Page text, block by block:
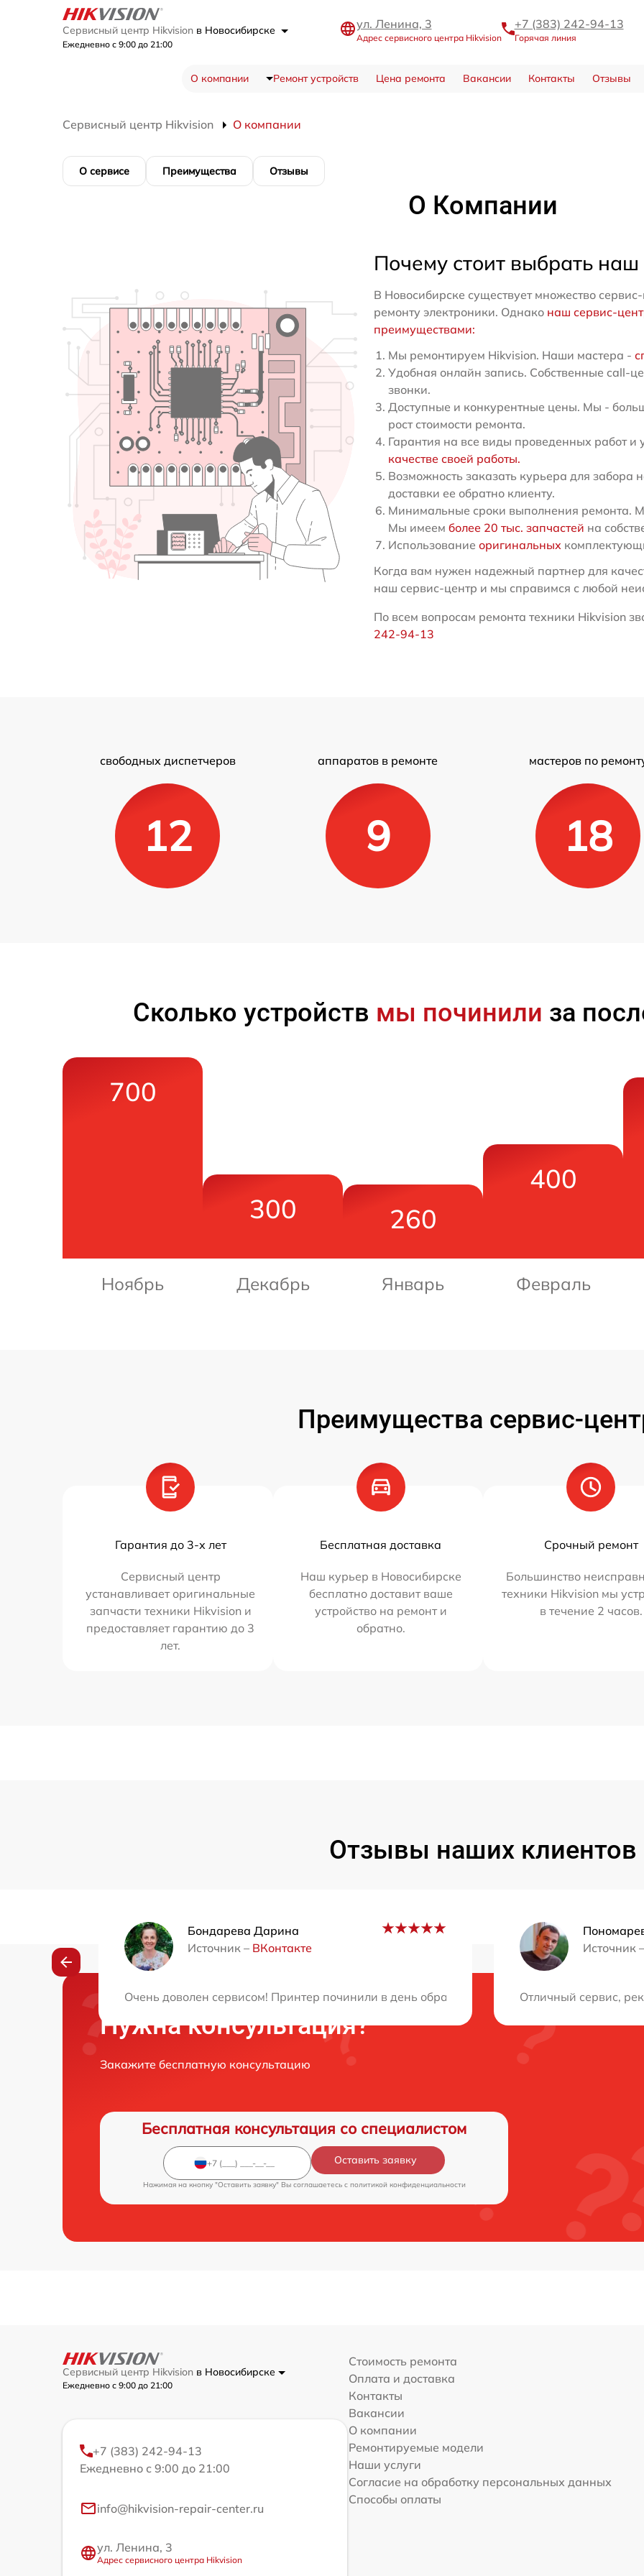
Сервисный центр Hikvision в Новосибирске
Ежедневно с 9:00 до 21:00
ул. Ленина, 3
Адрес сервисного центра Hikvision
+7 (383) 242-94-13
Горячая линия
О компании Ремонт устройств Цена ремонта Вакансии Контакты Отзывы
Сервисный центр Hikvision О компании
О сервисе Преимущества Отзывы
О Компании
Почему стоит выбрать наш
В Новосибирске существует множество
ремонту электроники. Однако наш сервис-
преимуществами:
Мы ремонтируем Hikvision. Наши мастера -
Удобная онлайн запись. Собственные call-
звонки.
Доступные и конкурентные цены. Мы -
рост стоимости ремонта.
Гарантия на все виды проведенных работ и
качестве своей работы.
Возможность заказать курьера для забора
доставки ее обратно клиенту.
Минимальные сроки выполнения ремонта.
Мы имеем более 20 тыс. запчастей на
Использование оригинальных
Когда вам нужен надежный партнер для
наш сервис-центр и мы справимся с любой
По всем вопросам ремонта техники Hikvision
242-94-13
свободных диспетчеров
12
аппаратов в ремонте
9
мастеров по
18
Сколько устройств мы починили за
700
Ноябрь
300
Декабрь
260
Январь
400
Февраль
Преимущества сервис-
Гарантия до 3-х лет
Сервисный центр
устанавливает оригинальные
запчасти техники Hikvision и
предоставляет гарантию до 3
лет.
Бесплатная доставка
Наш курьер в Новосибирске
бесплатно доставит ваше
устройство на ремонт и
обратно.
Срочный ремонт
Большинство
техники Hikvision мы
в течение 2 часов.
Отзывы наших клиентов
Бондарева Дарина
Источник – ВКонтакте
Очень доволен сервисом! Принтер починили в день обращения. До этого сталкивался с
Источник –
Отличный сервис,
Нужна консультация?
Закажите бесплатную консультацию
Бесплатная консультация со специалистом
Оставить заявку
Нажимая на кнопку "Оставить заявку" Вы соглашаетесь c политикой конфиденциальности
Сервисный центр Hikvision в Новосибирске
Ежедневно с 9:00 до 21:00
+7 (383) 242-94-13
Ежедневно с 9:00 до 21:00
info@hikvision-repair-center.ru
ул. Ленина, 3
Адрес сервисного центра Hikvision
Стоимость ремонта
Оплата и доставка
Контакты
Вакансии
О компании
Ремонтируемые модели
Наши услуги
Согласие на обработку персональных данных
Способы оплаты